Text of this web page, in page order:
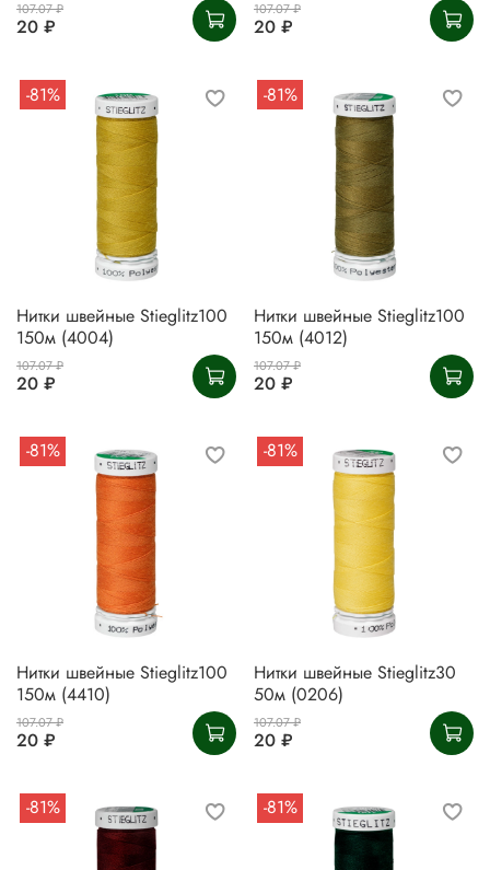
107.07 ₽
20 ₽
107.07 ₽
20 ₽
-81%
Нитки швейные Stieglitz100
150м (4004)
107.07 ₽
20 ₽
-81%
Нитки швейные Stieglitz100
150м (4012)
107.07 ₽
20 ₽
-81%
Нитки швейные Stieglitz100
150м (4410)
107.07 ₽
20 ₽
-81%
Нитки швейные Stieglitz30
50м (0206)
107.07 ₽
20 ₽
-81% -81%